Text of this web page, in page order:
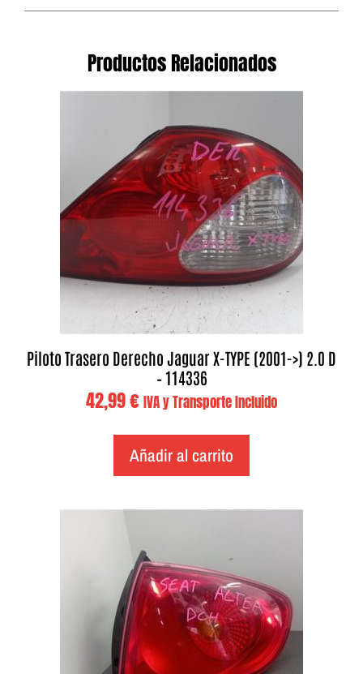
Productos Relacionados
Piloto Trasero Derecho Jaguar X-TYPE (2001->) 2.0 D
– 114336
42,99€ IVA y Transporte Incluido
Añadir al carrito